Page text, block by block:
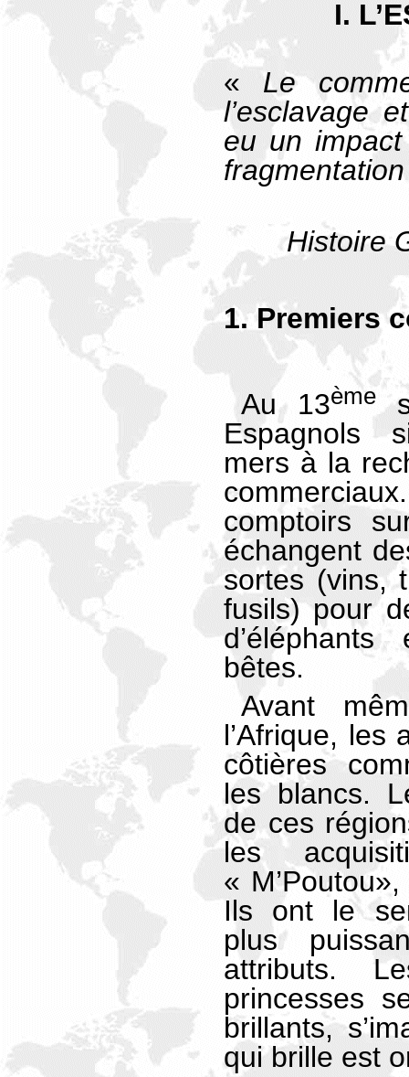
I.
« Le
l’esclavage
eu un
Histoire
1. Premiers
Au 13ème
Espagnols
mers à la
comptoirs
échangent
sortes (vins,
fusils) pour
bêtes.
Avant
l’Afrique, les
côtières
les blancs.
de ces
les
«
Ils ont le
plus
attributs.
princesses
brillants,
qui brille est